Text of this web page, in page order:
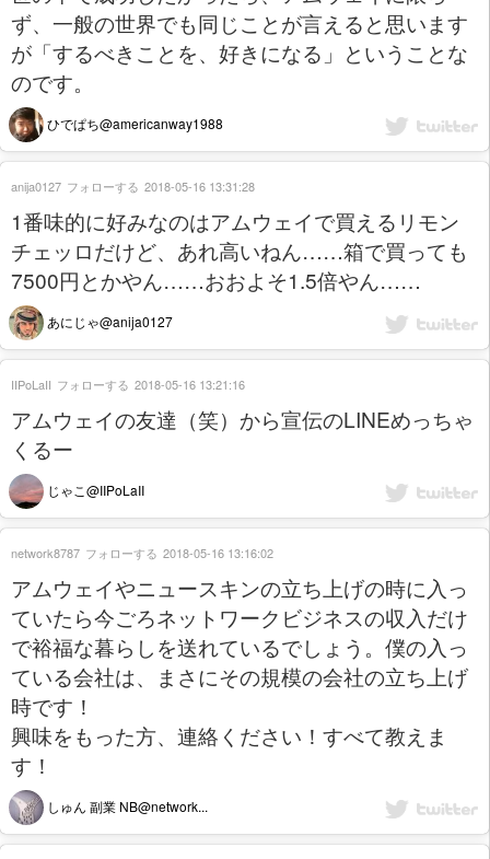
ず、一般の世界でも同じことが言えると思います
が「するべきことを、好きになる」ということな
のです。
ひでぱち@americanway1988
1番味的に好みなのはアムウェイで買えるリモン
チェッロだけど、あれ高いねん……箱で買っても
7500円とかやん……おおよそ1.5倍やん……
あにじゃ@anija0127
anija0127 フォローする 2018-05-16 13:31:28
アムウェイの友達（笑）から宣伝のLINEめっちゃ
くるー
じゃこ@IIPoLaII
IIPoLaII フォローする 2018-05-16 13:21:16
アムウェイやニュースキンの立ち上げの時に入っ
ていたら今ごろネットワークビジネスの収入だけ
で裕福な暮らしを送れているでしょう。僕の入っ
ている会社は、まさにその規模の会社の立ち上げ
時です！
興味をもった方、連絡ください！すべて教えま
す！
しゅん 副業 NB@network...
network8787 フォローする 2018-05-16 13:16:02